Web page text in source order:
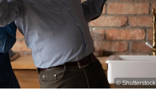
© Shutterstock